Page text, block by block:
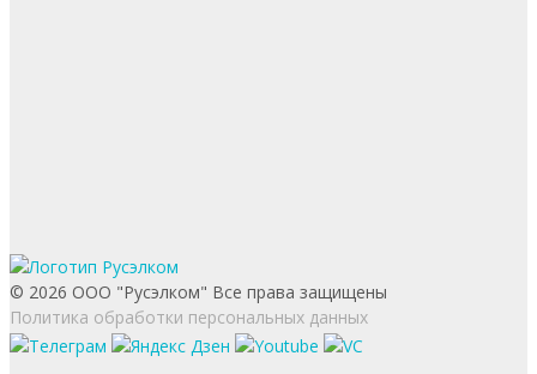
© 2026 ООО "Русэлком" Все права защищены
Политика обработки персональных данных